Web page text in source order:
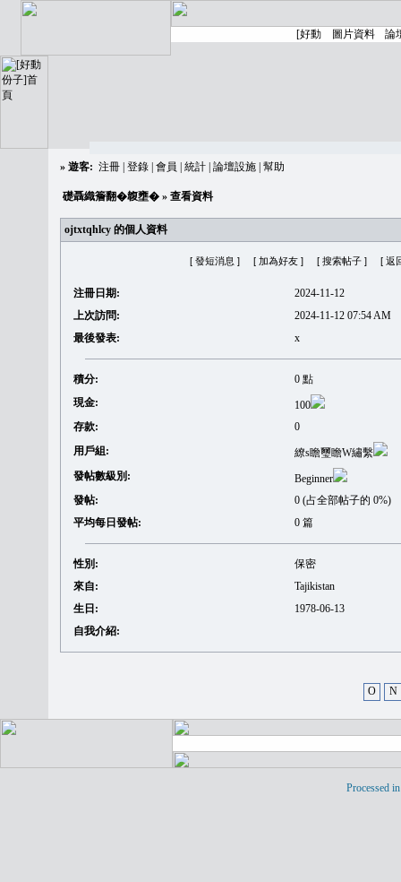
» 遊客: 注冊 登錄 會員 統計 論壇設施 幫助
礎聶織簷翻�䪖壅� » 查看資料
ojtxtqhlcy 的個人資料
[ 發短消息 ] [ 加為好友 ] [ 搜索帖子 ] [ 返
注冊日期:
2024-11-12
上次訪問:
2024-11-12 07:54 AM
最後發表:
x
積分:
0 點
現金:
100
存款:
0
用戶組:
繚s瞻璽瞻W繡繫
發帖數級別:
Beginner
發帖:
0 (占全部帖子的 0%)
平均每日發帖:
0 篇
性別:
保密
來自:
Tajikistan
生日:
1978-06-13
自我介紹:
O N
Processed